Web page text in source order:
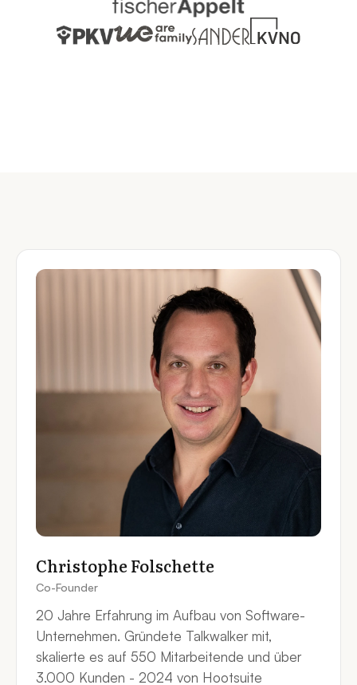
Christophe Folschette
Co-Founder
20 Jahre Erfahrung im Aufbau von Software-
Unternehmen. Gründete Talkwalker mit,
skalierte es auf 550 Mitarbeitende und über
3.000 Kunden - 2024 von Hootsuite